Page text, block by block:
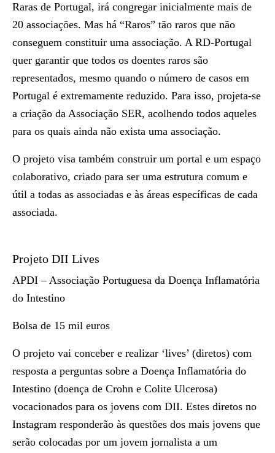
Raras de Portugal, irá congregar inicialmente mais de
20 associações. Mas há “Raros” tão raros que não
conseguem constituir uma associação. A RD-Portugal
quer garantir que todos os doentes raros são
representados, mesmo quando o número de casos em
Portugal é extremamente reduzido. Para isso, projeta-se
a criação da Associação SER, acolhendo todos aqueles
para os quais ainda não exista uma associação.
O projeto visa também construir um portal e um espaço
colaborativo, criado para ser uma estrutura comum e
útil a todas as associadas e às áreas específicas de cada
associada.
Projeto DII Lives
APDI – Associação Portuguesa da Doença Inflamatória
do Intestino
Bolsa de 15 mil euros
O projeto vai conceber e realizar ‘lives’ (diretos) com
resposta a perguntas sobre a Doença Inflamatória do
Intestino (doença de Crohn e Colite Ulcerosa)
vocacionados para os jovens com DII. Estes diretos no
Instagram responderão às questões dos mais jovens que
serão colocadas por um jovem jornalista a um